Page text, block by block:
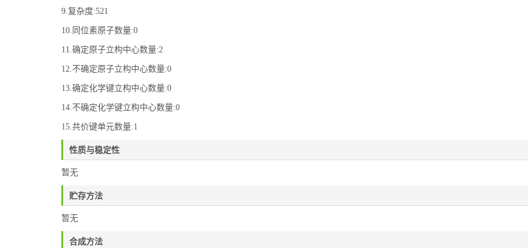
9.复杂度:521
10.同位素原子数量:0
11.确定原子立构中心数量:2
12.不确定原子立构中心数量:0
13.确定化学键立构中心数量:0
14.不确定化学键立构中心数量:0
15.共价键单元数量:1
性质与稳定性
暂无
贮存方法
暂无
合成方法